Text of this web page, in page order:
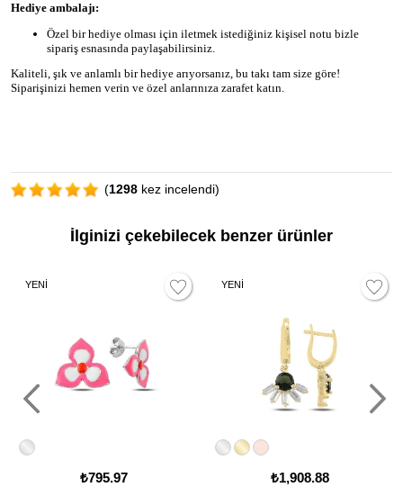
Hediye ambalajı:
Özel bir hediye olması için iletmek istediğiniz kişisel notu bizle
sipariş esnasında paylaşabilirsiniz.
Kaliteli, şık ve anlamlı bir hediye arıyorsanız, bu takı tam size göre!
Siparişinizi hemen verin ve özel anlarınıza zarafet katın.
(1298 kez incelendi)
İlginizi çekebilecek benzer ürünler